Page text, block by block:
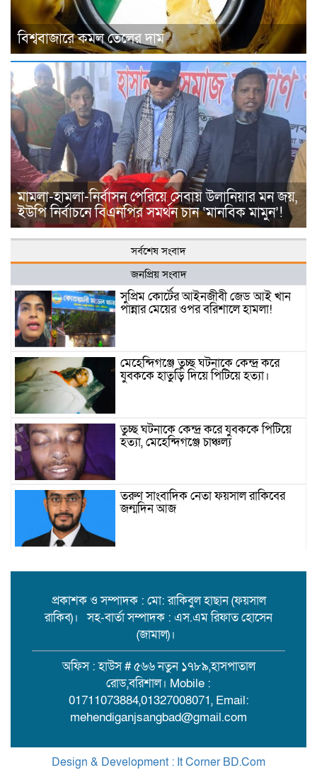
বিশ্ববাজারে কমল তেলের দাম
মামলা-হামলা-নির্বাসন পেরিয়ে সেবায় উলানিয়ার মন জয়,
ইউপি নির্বাচনে বিএনপির সমর্থন চান ‘মানবিক মামুন’!
সর্বশেষ সংবাদ
জনপ্রিয় সংবাদ
সুপ্রিম কোর্টের আইনজীবী জেড আই খান
পান্নার মেয়ের ওপর বরিশালে হামলা!
মেহেন্দিগঞ্জে তুচ্ছ ঘটনাকে কেন্দ্র করে
যুবককে হাতুড়ি দিয়ে পিটিয়ে হত্যা।
তুচ্ছ ঘটনাকে কেন্দ্র করে যুবককে পিটিয়ে
হত্যা, মেহেন্দিগঞ্জে চাঞ্চল্য
তরুণ সাংবাদিক নেতা ফয়সাল রাকিবের
জন্মদিন আজ
মামলা-হামলা-নির্বাসন পেরিয়ে সেবায়
উলানিয়ার মন জয়, ইউপি নির্বাচনে
বিএনপির সমর্থন চান ‘মানবিক মামুন’!
বিয়ের দাওয়াত শেষে ফেরা হলো না:
মেহেন্দীগঞ্জে ট্রলার থেকে পড়ে কিশোর
নিখোঁজ
আন্তঃজেলা ডাকাত চক্রের সদস্য রাসেল
প্রকাশক ও সম্পাদক : মো: রাকিবুল হাছান (ফয়সাল
রাকিব)। সহ-বার্তা সম্পাদক : এস.এম রিফাত হোসেন
(জামাল)।
অফিস : হাউস # ৫৬৬ নতুন ১৭৮৯,হাসপাতাল
রোড,বরিশাল। Mobile :
01711073884,01327008071, Email:
mehendiganjsangbad@gmail.com
Design & Development : It Corner BD.Com